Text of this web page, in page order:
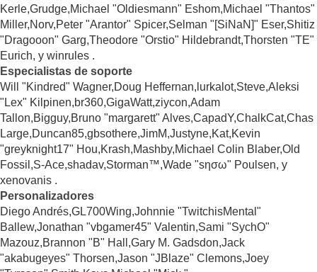
Kerle,Grudge,Michael "Oldiesmann" Eshom,Michael "Thantos"
Miller,Norv,Peter "Arantor" Spicer,Selman "[SiNaN]" Eser,Shitiz
"Dragooon" Garg,Theodore "Orstio" Hildebrandt,Thorsten "TE"
Eurich, y winrules .
Especialistas de soporte
Will "Kindred" Wagner,Doug Heffernan,lurkalot,Steve,Aleksi
"Lex" Kilpinen,br360,GigaWatt,ziycon,Adam
Tallon,Bigguy,Bruno "margarett" Alves,CapadY,ChalkCat,Chas
Large,Duncan85,gbsothere,JimM,Justyne,Kat,Kevin
"greyknight17" Hou,Krash,Mashby,Michael Colin Blaber,Old
Fossil,S-Ace,shadav,Storman™,Wade "sησω" Poulsen, y
xenovanis .
Personalizadores
Diego Andrés,GL700Wing,Johnnie "TwitchisMental"
Ballew,Jonathan "vbgamer45" Valentin,Sami "SychO"
Mazouz,Brannon "B" Hall,Gary M. Gadsdon,Jack
"akabugeyes" Thorsen,Jason "JBlaze" Clemons,Joey